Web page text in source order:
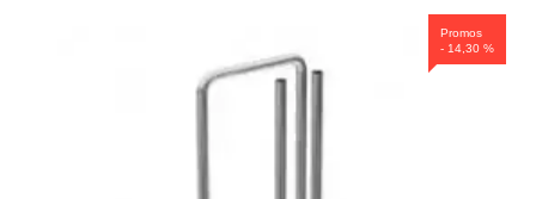
Promos
- 14,30 %